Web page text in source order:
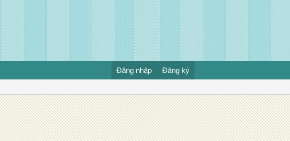
Đăng nhập Đăng ký